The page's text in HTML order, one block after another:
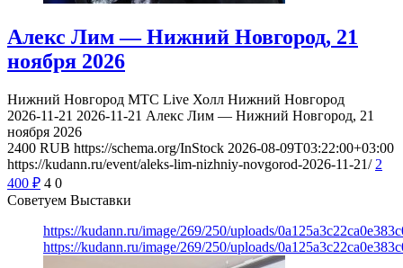
Алекс Лим — Нижний Новгород, 21
ноября 2026
Нижний Новгород МТС Live Холл Нижний Новгород
2026-11-21 2026-11-21 Алекс Лим — Нижний Новгород, 21
ноября 2026
2400 RUB https://schema.org/InStock 2026-08-09T03:22:00+03:00
https://kudann.ru/event/aleks-lim-nizhniy-novgorod-2026-11-21/ 2
400 ₽ 4 0
Советуем Выставки
https://kudann.ru/image/269/250/uploads/
https://kudann.ru/image/269/250/uploads/